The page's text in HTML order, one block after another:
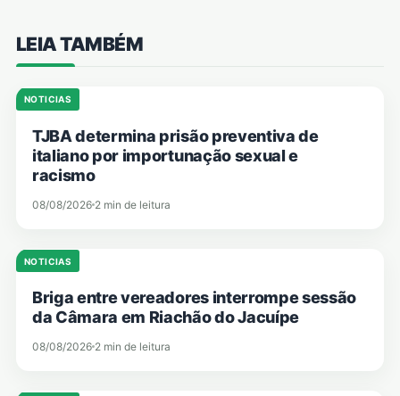
LEIA TAMBÉM
NOTICIAS
TJBA determina prisão preventiva de
italiano por importunação sexual e
racismo
08/08/2026 2 min de leitura
NOTICIAS
Briga entre vereadores interrompe sessão
da Câmara em Riachão do Jacuípe
08/08/2026 2 min de leitura